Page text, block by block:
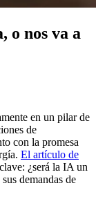
o nos va a
en un pilar de
de
con la promesa
El artículo de
¿será la IA un
demandas de